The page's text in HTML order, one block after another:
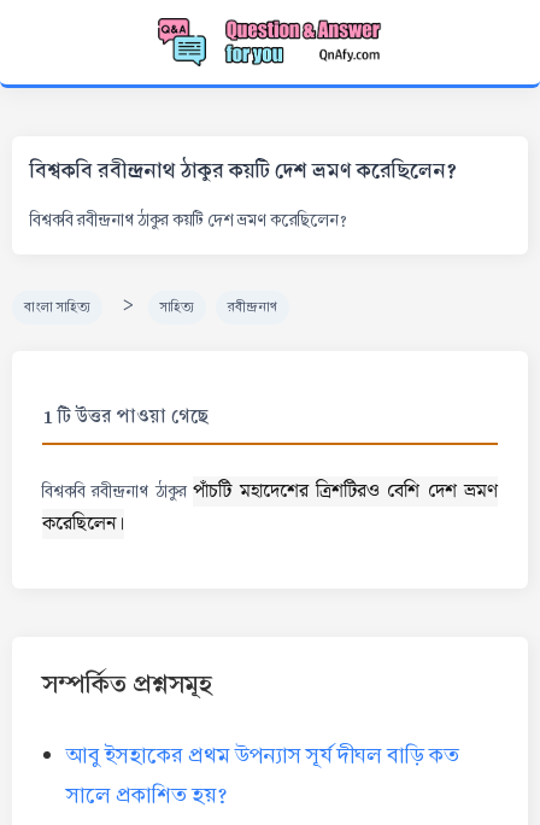
বিশ্বকবি রবীন্দ্রনাথ ঠাকুর কয়টি দেশ ভ্রমণ করেছিলেন?
বিশ্বকবি রবীন্দ্রনাথ ঠাকুর কয়টি দেশ ভ্রমণ করেছিলেন?
বাংলা সাহিত্য > সাহিত্য রবীন্দ্রনাথ
1 টি উত্তর পাওয়া গেছে
বিশ্বকবি রবীন্দ্রনাথ ঠাকুরপাঁচটি মহাদেশের ত্রিশটিরও বেশি দেশ ভ্রমণ
করেছিলেন।
সম্পর্কিত প্রশ্নসমূহ
আবু ইসহাকের প্রথম উপন্যাস সূর্য দীঘল বাড়ি কত
সালে প্রকাশিত হয়?